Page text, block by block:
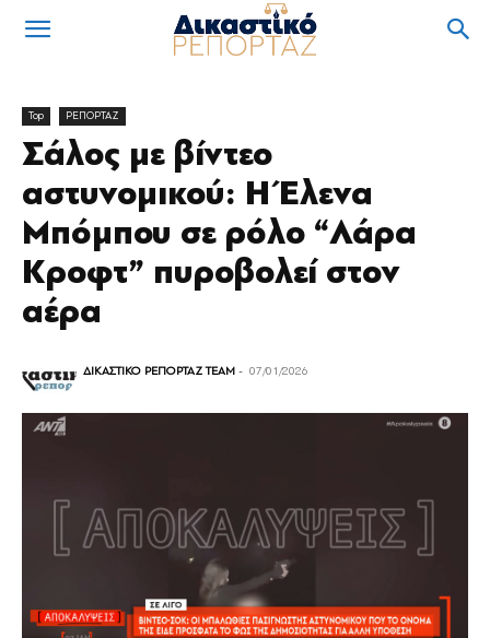
Top ΡΕΠΟΡΤΑΖ
Σάλος με βίντεο
αστυνομικού: Η Έλενα
Μπόμπου σε ρόλο “Λάρα
Κροφτ” πυροβολεί στον
αέρα
ΔΙΚΑΣΤΙΚΟ ΡΕΠΟΡΤΑΖ TEAM - 07/01/2026